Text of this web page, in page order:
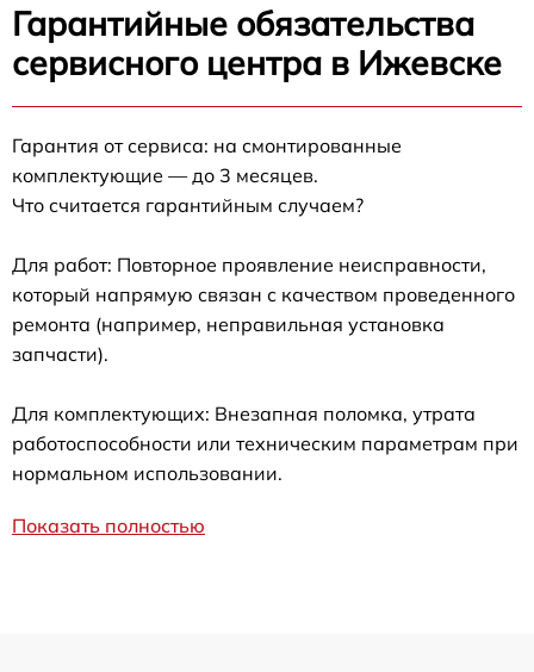
Гарантийные обязательства
сервисного центра в Ижевске
Гарантия от сервиса: на смонтированные
комплектующие — до 3 месяцев.
Что считается гарантийным случаем?
Для работ: Повторное проявление неисправности,
который напрямую связан с качеством проведенного
ремонта (например, неправильная установка
запчасти).
Для комплектующих: Внезапная поломка, утрата
работоспособности или техническим параметрам при
нормальном использовании.
Показать полностью